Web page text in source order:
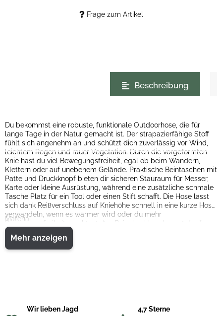
Frage zum Artikel
Beschreibung
Du bekommst eine robuste, funktionale Outdoorhose, die für
lange Tage in der Natur gemacht ist. Der strapazierfähige Stoff
fühlt sich angenehm an und schützt dich zuverlässig vor Wind,
leichtem Regen und rauer Vegetation. Durch die vorgeformten
Knie hast du viel Bewegungsfreiheit, egal ob beim Wandern,
Klettern oder auf unebenem Gelände. Praktische Beintaschen mit
Patte und Druckknopf bieten dir sicheren Stauraum für Messer,
Karte oder kleine Ausrüstung, während eine zusätzliche schmale
Tasche Platz für ein Tool oder einen Stift schafft. Die Hose lässt
sich dank Reißverschluss auf Kniehöhe schnell in eine kurze Hose
verwandeln, wenn es wärmer wird oder du mehr
Bewegungsfreiheit möchtest. Am Beinabschluss kannst du die
Weite mit Riemen individuell regulieren, damit nichts verrutscht
und du dich optimal an Gelände und Schuhe anpassen kannst.
Der klassische Bund mit Knopf und Gürtelschlaufen sorgt für
Material
G-1000
Mehr anzeigen
Wir lieben Jagd
4,7 Sterne